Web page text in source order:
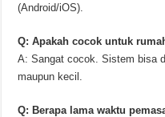
(Android/iOS).
Q: Apakah cocok untuk
A: Sangat cocok. Sistem bisa
maupun kecil.
Q: Berapa lama waktu